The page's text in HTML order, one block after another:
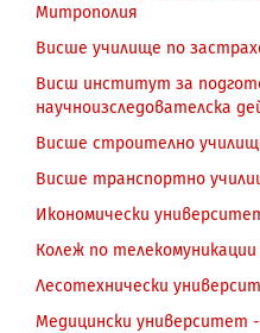
Митрополия
Висше училище по
Висш институт за
научноизследователска
Висше строително
Висше транспортно
Икономически
Колеж по
Лесотехнически
Медицински университет